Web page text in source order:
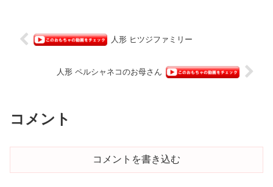
人形 ヒツジファミリー
人形 ペルシャネコのお母さん
コメント
コメントを書き込む